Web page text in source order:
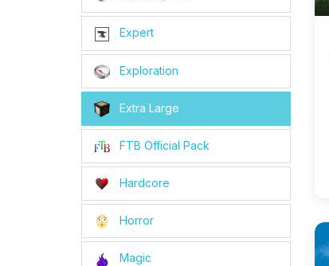
Expert
Exploration
Extra Large
FTB Official Pack
Hardcore
Horror
Magic